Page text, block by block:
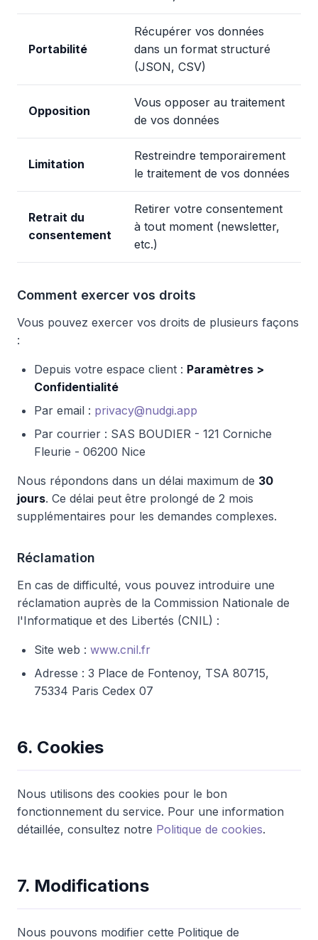
Portabilité
Récupérer vos données
dans un format structuré
(JSON, CSV)
Opposition
Vous opposer au traitement
de vos données
Limitation
Restreindre temporairement
le traitement de vos données
Retrait du
consentement
Retirer votre consentement
à tout moment (newsletter,
etc.)
Comment exercer vos droits
Vous pouvez exercer vos droits de plusieurs façons
:
Depuis votre espace client : Paramètres >
Confidentialité
Par email : privacy@nudgi.app
Par courrier : SAS BOUDIER - 121 Corniche
Fleurie - 06200 Nice
Nous répondons dans un délai maximum de 30
jours. Ce délai peut être prolongé de 2 mois
supplémentaires pour les demandes complexes.
Réclamation
En cas de difficulté, vous pouvez introduire une
réclamation auprès de la Commission Nationale de
l'Informatique et des Libertés (CNIL) :
Site web : www.cnil.fr
Adresse : 3 Place de Fontenoy, TSA 80715,
75334 Paris Cedex 07
6. Cookies
Nous utilisons des cookies pour le bon
fonctionnement du service. Pour une information
détaillée, consultez notre Politique de cookies.
7. Modifications
Nous pouvons modifier cette Politique de